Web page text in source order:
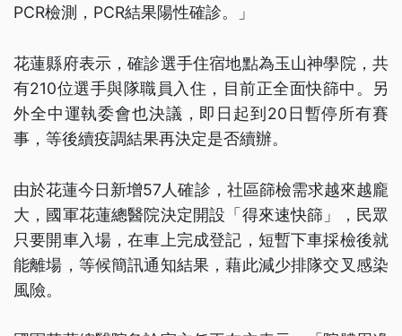
PCR檢測，PCR結果陽性確診。」
花蓮縣府表示，確診選手住宿地點為玉山神學院，共
有210位選手與隊職員入住，目前正全面快篩中。另
外全中運執委會也決議，即日起到20日暫停所有賽
事，等後續疫調結果再決定是否續辦。
由於花蓮今日新增57人確診，社區篩檢需求越來越龐
大，國軍花蓮總醫院決定開設「得來速快篩」，民眾
只要開車入場，在車上完成登記，短暫下車採檢後就
能離場，等候簡訊通知結果，藉此減少排隊交叉感染
風險。